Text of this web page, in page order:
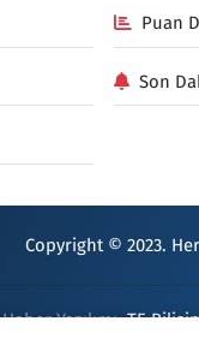
Puan
Son
Copyright © 2023. Her
Haber Yazılımı:TE